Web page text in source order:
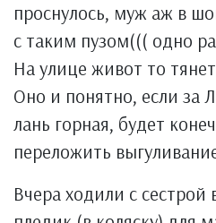
проснулось, муж аж в
с таким пузом((( одно
На улице живот то
Оно и понятно, если за
лань горная, будет
переложить
Вчера ходили с